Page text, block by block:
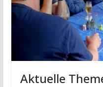
Aktuelle